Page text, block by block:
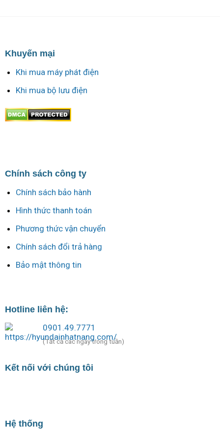
Khuyến mại
Khi mua máy phát điện
Khi mua bộ lưu điện
Chính sách công ty
Chính sách bảo hành
Hình thức thanh toán
Phương thức vận chuyển
Chính sách đổi trả hàng
Bảo mật thông tin
Hotline liên hệ:
0901.49.7771
(Tất cả các ngày trong tuần)
Kết nối với chúng tôi
Hệ thống